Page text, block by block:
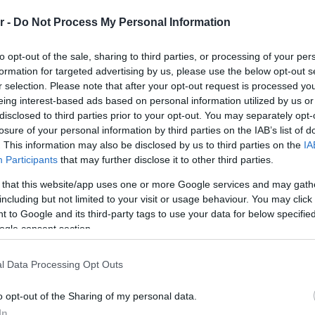
- Do Not Process My Personal Information
opt-out of the sale, sharing to third parties, or processing of your
for targeted advertising by us, please use the below opt-out
selection. Please note that after your opt-out request is processed
interest-based ads based on personal information utilized by us
to third parties prior to your opt-out. You may separately
of your personal information by third parties on the IAB’s list of
This information may also be disclosed by us to third parties on the
Participants that may further disclose it to other third parties.
that this website/app uses one or more Google services and may
but not limited to your visit or usage behaviour. You may
to Google and its third-party tags to use your data for below
consent section.
Data Processing Opt Outs
opt-out of the Sharing of my personal data.
SOUTH STORIES
Στα τραπέζια της Μπιφτεκούπολης
ξεδιπλώνεται η ιστορία της Γλυφάδας